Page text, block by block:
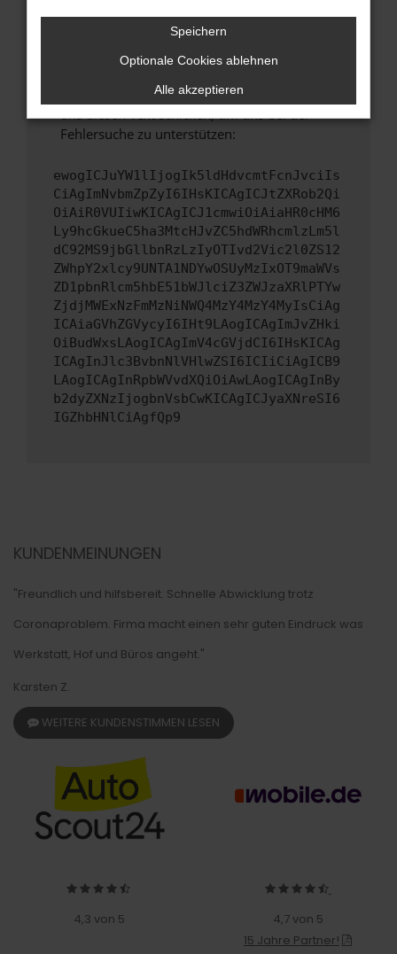
Wende dich an den Webseitenbetreiber.
Wenn du alle oben genannten Schritte versucht
versuchen, das Problem zu beheben. Du kannst
uns diesen Text schicken, um uns bei der
Fehlersuche zu unterstützen:
ewogICJuYW1lIjogIk5ldHdvcmtFcnJvciIs
CiAgImNvbmZpZyI6IHsKICAgICJtZXRob2Qi
OiAiR0VUIiwKICAgICJ1cmwiOiAiaHR0cHM6
Ly9hcGkueC5ha3MtcHJvZC5hdWRhcmlzLm5l
dC92MS9jbGllbnRzLzIyOTIvd2Vic2l0ZS12
ZWhpY2xlcy9UNTA1NDYwOSUyMzIxOT9maWVs
ZD1pbnRlcm5hbE51bWJlciZ3ZWJzaXRlPTYw
ZjdjMWExNzFmMzNiNWQ4MzY4MzY4MyIsCiAg
ICAiaGVhZGVycyI6IHt9LAogICAgImJvZHki
OiBudWxsLAogICAgImV4cGVjdCI6IHsKICAg
ICAgInJlc3BvbnNlVHlwZSI6ICIiCiAgICB9
LAogICAgInRpbWVvdXQiOiAwLAogICAgInBy
b2dyZXNzIjogbnVsbCwKICAgICJyaXNreSI6
IGZhbHNlCiAgfQp9
KUNDENMEINUNGEN
"Freundlich und hilfsbereit. Schnelle Abwicklung trotz
Coronaproblem. Firma macht einen sehr guten Eindruck was
Werkstatt, Hof und Büros angeht."
Karsten Z.
WEITERE KUNDENSTIMMEN LESEN
4,3 von 5
4,7 von 5
15 Jahre Partner!
Speichern
Optionale Cookies ablehnen
Alle akzeptieren